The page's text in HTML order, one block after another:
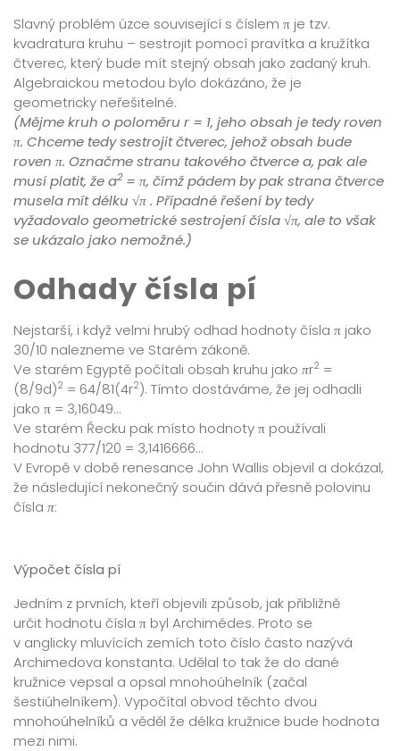
Slavný problém úzce související s číslem π je tzv.
kvadratura kruhu – sestrojit pomocí pravítka a kružítka
čtverec, který bude mít stejný obsah jako zadaný kruh.
Algebraickou metodou bylo dokázáno, že je
geometricky neřešitelné.
(Mějme kruh o poloměru r = 1, jeho obsah je tedy roven
π. Chceme tedy sestrojit čtverec, jehož obsah bude
roven π. Označme stranu takového čtverce a, pak ale
musí platit, že a2= π, čímž pádem by pak strana čtverce
musela mít délku √π. Případné řešení by tedy
vyžadovalo geometrické sestrojení čísla √π, ale to však
se ukázalo jako nemožné.)
Odhady čísla pí
Nejstarší, i když velmi hrubý odhad hodnoty čísla π jako
30/10 nalezneme ve Starém zákoně.
Ve starém Egyptě počítali obsah kruhu jako πr2 =
(8/9d)2 = 64/81(4r2). Tímto dostáváme, že jej odhadli
jako π = 3,16049…
Ve starém Řecku pak místo hodnoty π používali
hodnotu 377/120 = 3,1416666…
V Evropě v době renesance John Wallis objevil a dokázal,
že následující nekonečný součin dává přesně polovinu
čísla π:
Výpočet čísla pí
Jedním z prvních, kteří objevili způsob, jak přibližně
určit hodnotu čísla π byl Archimédes. Proto se
v anglicky mluvících zemích toto číslo často nazývá
Archimedova konstanta. Udělal to tak že do dané
kružnice vepsal a opsal mnohoúhelník (začal
šestiúhelníkem). Vypočítal obvod těchto dvou
mnohoúhelníků a věděl že délka kružnice bude hodnota
mezi nimi.